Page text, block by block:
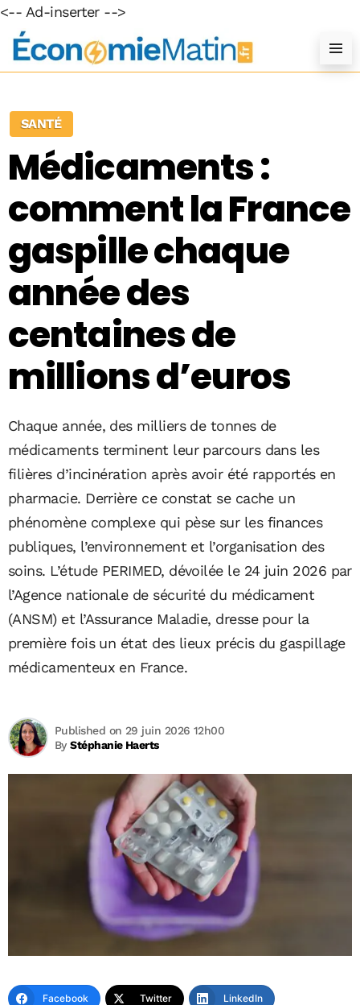
<-- Ad-inserter -->
SANTÉ
Médicaments :
comment la France
gaspille chaque
année des
centaines de
millions d’euros
Chaque année, des milliers de tonnes de
médicaments terminent leur parcours dans les
filières d’incinération après avoir été rapportés en
pharmacie. Derrière ce constat se cache un
phénomène complexe qui pèse sur les finances
publiques, l’environnement et l’organisation des
soins. L’étude PERIMED, dévoilée le 24 juin 2026 par
l’Agence nationale de sécurité du médicament
(ANSM) et l’Assurance Maladie, dresse pour la
première fois un état des lieux précis du gaspillage
médicamenteux en France.
ByStéphanie Haerts
Published on 29 juin 2026 12h00
Facebook Twitter LinkedIn